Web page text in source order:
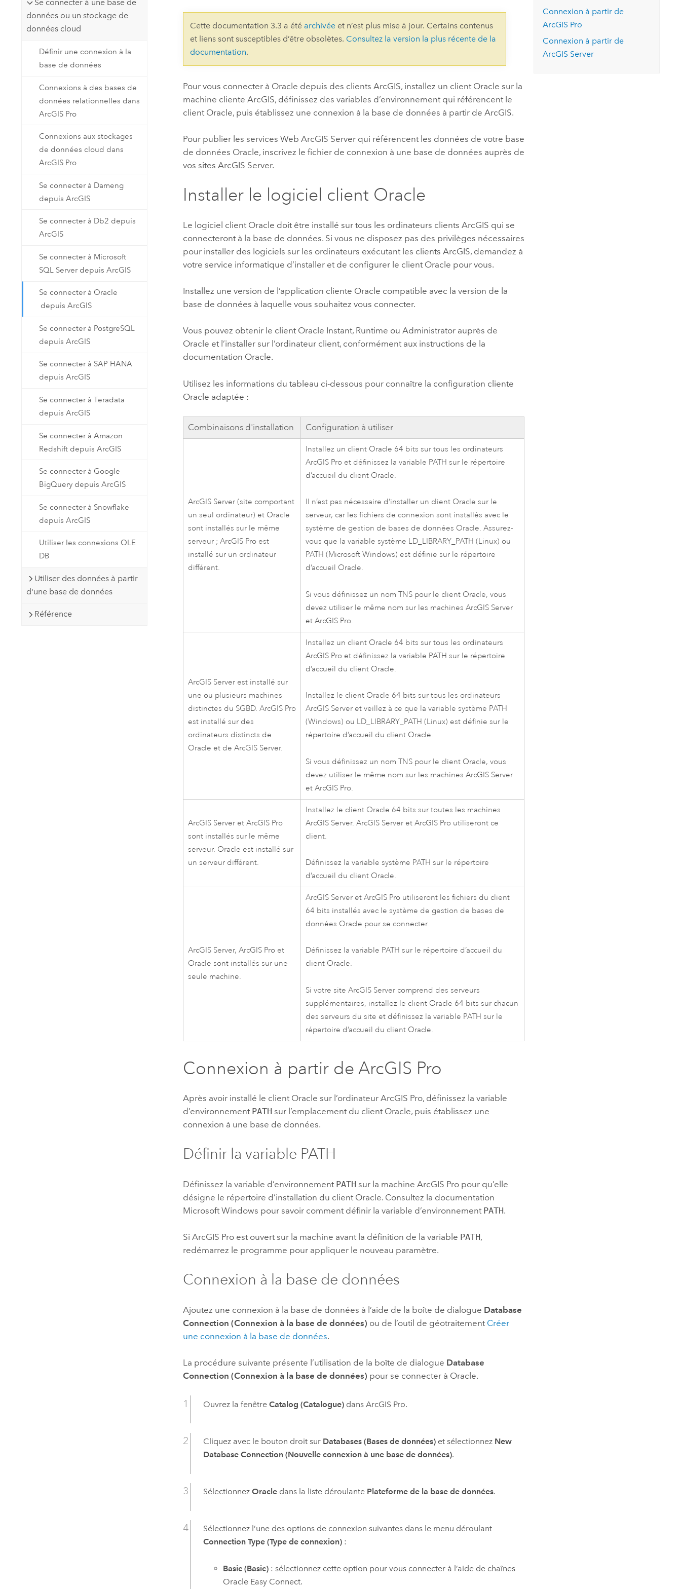
Technologie Developer
Créer des applications de
Découvrir ArcGIS Pro
Explorer ce cours
professionnels et
technologiques
perspectives et
tendances de
l’univers
Tous les récits
Lire le récit
Se connecter à une base de
données ou un stockage de
données cloud
Définir une connexion à la
base de données
Connexions à des bases de
données relationnelles dans
ArcGIS Pro
Connexions aux stockages
de données cloud dans
ArcGIS Pro
Se connecter à Dameng
depuis ArcGIS
Se connecter à Db2 depuis
ArcGIS
Se connecter à Microsoft
SQL Server depuis ArcGIS
Se connecter à Oracle
depuis ArcGIS
Se connecter à PostgreSQL
depuis ArcGIS
Se connecter à SAP HANA
depuis ArcGIS
Se connecter à Teradata
depuis ArcGIS
Se connecter à Amazon
Redshift depuis ArcGIS
Se connecter à Google
BigQuery depuis ArcGIS
Se connecter à Snowflake
depuis ArcGIS
Utiliser les connexions OLE
DB
Utiliser des données à partir
d'une base de données
Référence
Cette documentation 3.3 a été archivée et n’est plus mise à jour. Certains contenus
et liens sont susceptibles d’être obsolètes. Consultez la version la plus récente de la
documentation.
Pour vous connecter à Oracle depuis des clients ArcGIS, installez un client Oracle sur la
machine cliente ArcGIS, définissez des variables d’environnement qui référencent le
client Oracle, puis établissez une connexion à la base de données à partir de ArcGIS.
Pour publier les services WebArcGIS Server qui référencent les données de votre base
de données Oracle, inscrivez le fichier de connexion à une base de données auprès de
vos sitesArcGIS Server.
Installer le logiciel client Oracle
Le logiciel client Oracle doit être installé sur tous les ordinateurs clients ArcGIS qui se
connecteront à la base de données. Si vous ne disposez pas des privilèges nécessaires
pour installer des logiciels sur les ordinateurs exécutant les clients ArcGIS, demandez à
votre service informatique d’installer et de configurer le client Oracle pour vous.
Installez une version de l’application cliente Oracle compatible avec la version de la
base de données à laquelle vous souhaitez vous connecter.
Vous pouvez obtenir le client Oracle Instant, Runtime ou Administrator auprès de
Oracle et l’installer sur l’ordinateur client, conformément aux instructions de la
documentation Oracle.
Utilisez les informations du tableau ci-dessous pour connaître la configuration cliente
Oracle adaptée :
Combinaisons d'installation Configuration à utiliser
ArcGIS Server (site comportant
un seul ordinateur) et Oracle
sont installés sur le même
serveur ;ArcGIS Pro est
installé sur un ordinateur
différent.
Installez un client Oracle 64 bits sur tous les ordinateurs
ArcGIS Pro et définissez la variable PATH sur le répertoire
d’accueil du client Oracle.
Il n’est pas nécessaire d’installer un client Oracle sur le
serveur, car les fichiers de connexion sont installés avec le
système de gestion de bases de données Oracle. Assurez-
vous que la variable système LD_LIBRARY_PATH (Linux) ou
PATH (Microsoft Windows) est définie sur le répertoire
d’accueil Oracle.
Si vous définissez un nom TNS pour le client Oracle, vous
devez utiliser le même nom sur les machinesArcGIS Server
etArcGIS Pro.
ArcGIS Server est installé sur
une ou plusieurs machines
distinctes du SGBD.ArcGIS Pro
est installé sur des
ordinateurs distincts de
Oracle et deArcGIS Server.
Installez un client Oracle 64 bits sur tous les ordinateurs
ArcGIS Pro et définissez la variable PATH sur le répertoire
d’accueil du client Oracle.
Installez le client Oracle 64 bits sur tous les ordinateurs
ArcGIS Server et veillez à ce que la variable système PATH
(Windows) ou LD_LIBRARY_PATH (Linux) est définie sur le
répertoire d’accueil du client Oracle.
Si vous définissez un nom TNS pour le client Oracle, vous
devez utiliser le même nom sur les machinesArcGIS Server
etArcGIS Pro.
ArcGIS Server etArcGIS Pro
sont installés sur le même
serveur. Oracle est installé sur
un serveur différent.
Installez le client Oracle 64 bits sur toutes les machines
ArcGIS Server.ArcGIS Server etArcGIS Pro utiliseront ce
client.
Définissez la variable système PATH sur le répertoire
d’accueil du client Oracle.
ArcGIS Server,ArcGIS Pro et
Oracle sont installés sur une
seule machine.
ArcGIS Server etArcGIS Pro utiliseront les fichiers du client
64 bits installés avec le système de gestion de bases de
données Oracle pour se connecter.
Définissez la variable PATH sur le répertoire d’accueil du
client Oracle.
Si votre siteArcGIS Server comprend des serveurs
supplémentaires, installez le client Oracle 64 bits sur chacun
des serveurs du site et définissez la variable PATH sur le
répertoire d’accueil du client Oracle.
Connexion à partir de ArcGIS Pro
Après avoir installé le client Oracle sur l’ordinateurArcGIS Pro, définissez la variable
d’environnement PATH sur l’emplacement du client Oracle, puis établissez une
connexion à une base de données.
Définir la variable PATH
Définissez la variable d’environnement PATH sur la machineArcGIS Pro pour qu’elle
désigne le répertoire d’installation du client Oracle. Consultez la documentation
Microsoft Windows pour savoir comment définir la variable d’environnement PATH.
SiArcGIS Pro est ouvert sur la machine avant la définition de la variable PATH,
redémarrez le programme pour appliquer le nouveau paramètre.
Connexion à la base de données
Ajoutez une connexion à la base de données à l’aide de la boîte de dialogue Database
Connection (Connexion à la base de données) ou de l’outil de géotraitement Créer
une connexion à la base de données.
La procédure suivante présente l’utilisation de la boîte de dialogue Database
Connection (Connexion à la base de données) pour se connecter à Oracle.
Ouvrez la fenêtreCatalog (Catalogue) dansArcGIS Pro.
Cliquez avec le bouton droit sur Databases (Bases de données) et sélectionnez New
Database Connection (Nouvelle connexion à une base de données).
SélectionnezOracle dans la liste déroulante Plateforme de la base de données.
Sélectionnez l’une des options de connexion suivantes dans le menu déroulant
Connection Type (Type de connexion) :
Basic (Basic): sélectionnez cette option pour vous connecter à l’aide de chaînes
OracleEasy Connect.
Connexion à partir de
ArcGIS Pro
Connexion à partir de
ArcGIS Server